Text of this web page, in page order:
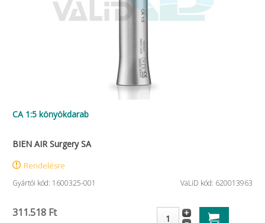
CA 1:5 könyökdarab
BIEN AIR Surgery SA
Rendelésre
Gyártói kód: 1600325-001 VaLiD kód: 620013963
311.518 Ft